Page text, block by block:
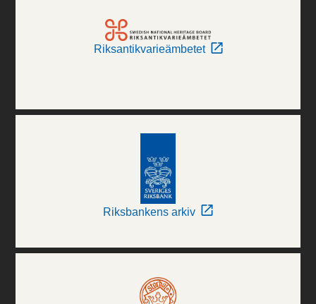
Riksantikvarieämbetet
Riksbankens arkiv